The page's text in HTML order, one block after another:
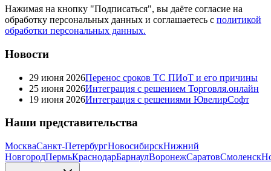
Нажимая на кнопку "Подписаться", вы даёте согласие на
обработку персональных данных и соглашаетесь с политикой
обработки персональных данных.
Новости
29 июня 2026Перенос сроков ТС ПИоТ и его причины
25 июня 2026Интеграция с решением Торговля.онлайн
19 июня 2026Интеграция с решениями ЮвелирСофт
Наши представительства
МоскваСанкт-ПетербургНовосибирскНижний
НовгородПермьКраснодарБарнаулВоронежСаратовСмоленск